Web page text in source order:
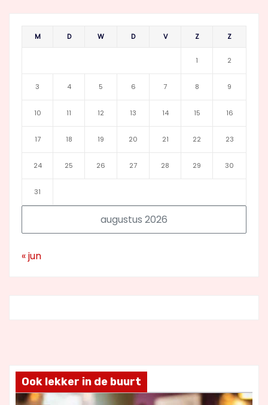
augustus 2026
M D W D V Z Z
1 2
3 4 5 6 7 8 9
10 11 12 13 14 15 16
17 18 19 20 21 22 23
24 25 26 27 28 29 30
31
« jun
Ook lekker in de buurt